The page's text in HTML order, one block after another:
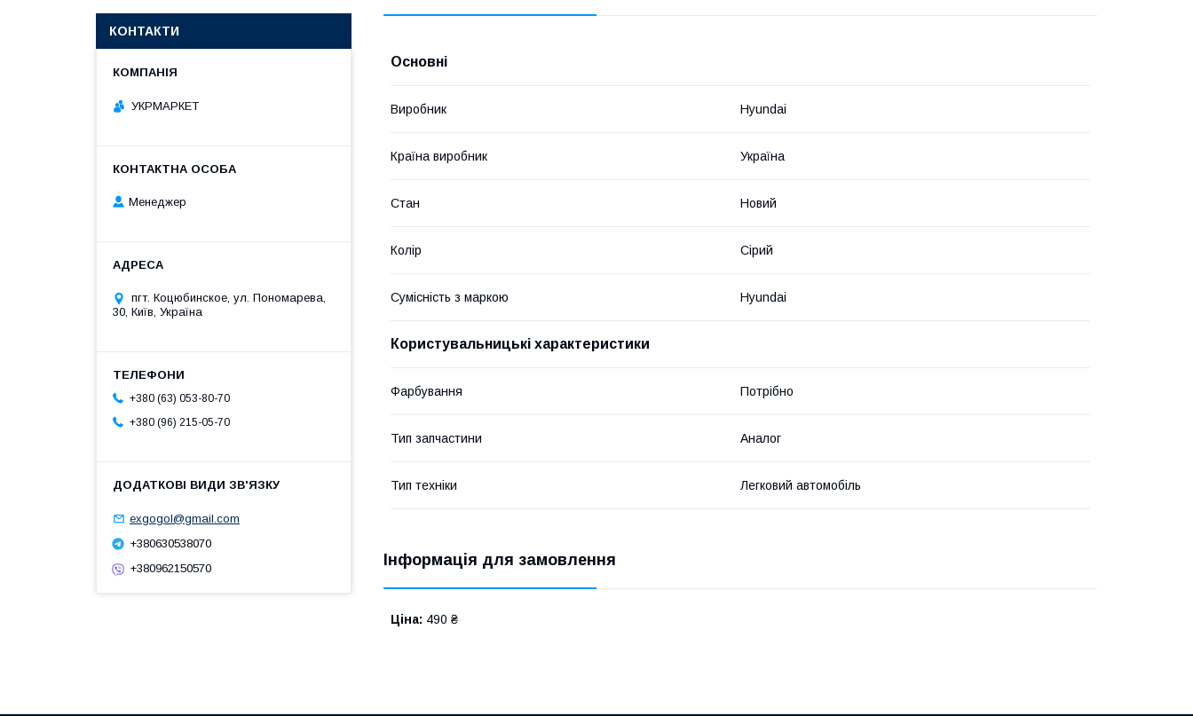
Основні
Виробник Hyundai
Країна виробник Україна
Стан Новий
Колір Сірий
Сумісність з маркою Hyundai
Користувальницькі характеристики
Фарбування Потрібно
Тип запчастини Аналог
Тип техніки Легковий автомобіль
Інформація для замовлення
Ціна: 490 ₴
КОНТАКТИ
УКРМАРКЕТ
Менеджер
пгт. Коцюбинское, ул. Пономарева,
30, Київ, Україна
+380 (63) 053-80-70
+380 (96) 215-05-70
exgogol@gmail.com
+380630538070
+380962150570